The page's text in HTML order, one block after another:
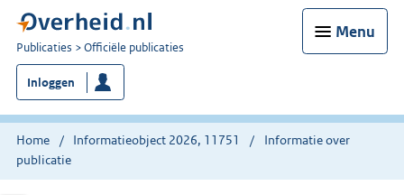
Menu
U
bent
nu
hier:
Publicaties Officiële publicaties
Inloggen
Home Informatieobject 2026, 11751
Informatie over
publicatie